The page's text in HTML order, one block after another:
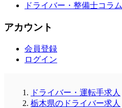
ドライバー・整備士コラム
アカウント
会員登録
ログイン
ドライバー・運転手求人
栃木県のドライバー求人